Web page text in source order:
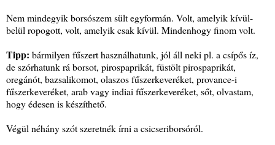
Nem mindegyik borsószem sült egyformán. Volt, amelyik kívül-
belül ropogott, volt, amelyik csak kívül. Mindenhogy finom volt.
Tipp: bármilyen fűszert használhatunk, jól áll neki pl. a csípős íz,
de szórhatunk rá borsot, pirospaprikát, füstölt pirospaprikát,
oregánót, bazsalikomot, olaszos fűszerkeveréket, provance-i
fűszerkeveréket, arab vagy indiai fűszerkeveréket, sőt, olvastam,
hogy édesen is készíthető.
Végül néhány szót szeretnék írni a csicseriborsóról.